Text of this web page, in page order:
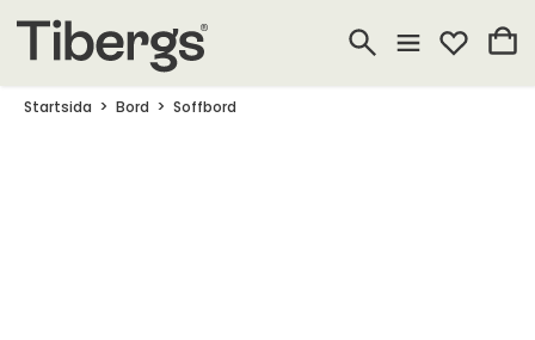
Startsida Bord Soffbord